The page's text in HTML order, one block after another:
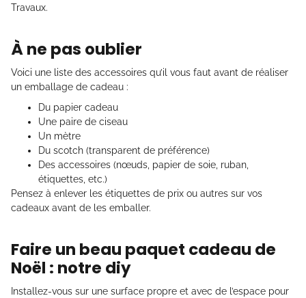
Travaux.
À ne pas oublier
Voici une liste des accessoires qu’il vous faut avant de réaliser
un emballage de cadeau :
Du papier cadeau
Une paire de ciseau
Un mètre
Du scotch (transparent de préférence)
Des accessoires (nœuds, papier de soie, ruban,
étiquettes, etc.)
Pensez à enlever les étiquettes de prix ou autres sur vos
cadeaux avant de les emballer.
Faire un beau paquet cadeau de
Noël : notre diy
Installez-vous sur une surface propre et avec de l’espace pour